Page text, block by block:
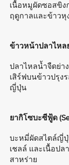
เนื้อหมูผัดซอสขิ
ฤดูกาลและข้าวหุ
ข้าวหน้าปลาไหล
ปลาไหลน้ำจืดย่า
เสิร์ฟบนข้าวปรุง
ญี่ปุ่น
ยากิโซบะซีฟู้ด
บะหมี่ผัดสไตล์ญี่
เชลล์ และเนื้อป
สาหร่าย